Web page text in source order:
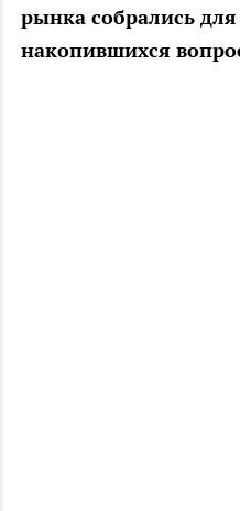
рынка собрались
накопившихся